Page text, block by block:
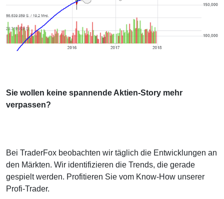
Sie wollen keine spannende Aktien-Story mehr
verpassen?
Bei TraderFox beobachten wir täglich die Entwicklungen an
den Märkten. Wir identifizieren die Trends, die gerade
gespielt werden. Profitieren Sie vom Know-How unserer
Profi-Trader.